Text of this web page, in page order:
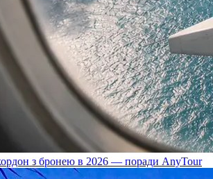
кордон з бронею в 2026 — поради AnyTour